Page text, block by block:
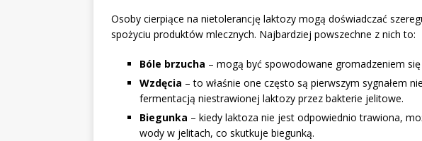
Osoby cierpiące na nietolerancję laktozy mogą doświadczać
spożyciu produktów mlecznych. Najbardziej powszechne z nich to:
Bóle brzucha – mogą być spowodowane gromadzeniem
Wzdęcia – to właśnie one często są pierwszym sygnałem
fermentacją niestrawionej laktozy przez bakterie jelitowe.
Biegunka – kiedy laktoza nie jest odpowiednio trawiona,
wody w jelitach, co skutkuje biegunką.